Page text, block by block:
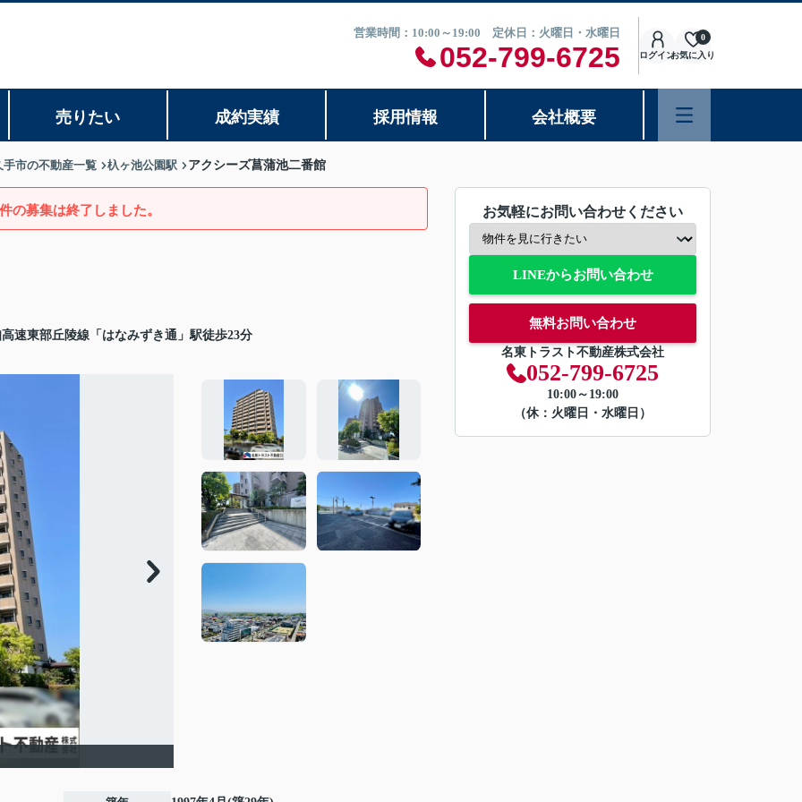
営業時間：10:00～19:00 定休日：火曜日・水曜日
052-799-6725 ログインお気に入り
0
売りたい 成約実績 採用情報 会社概要
手市の不動産一覧 杁ヶ池公園駅 アクシーズ菖蒲池二番館
の募集は終了しました。
速東部丘陵線「はなみずき通」駅徒歩23分
お気軽にお問い合わせください
LINEからお問い合わせ
無料お問い合わせ
名東トラスト不動産株式会社
052-799-6725
10:00～19:00
（休：火曜日・水曜日）